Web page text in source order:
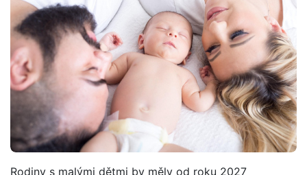
Rodiny s malými dětmi by měly od roku 2027